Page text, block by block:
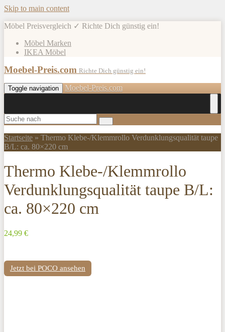
Skip to main content
Möbel Preisvergleich ✓ Richte Dich günstig ein!
Möbel Marken
IKEA Möbel
Moebel-Preis.com Richte Dich günstig ein!
Toggle navigation Moebel-Preis.com
Startseite » Thermo Klebe-/Klemmrollo Verdunklungsqualität taupe
B/L: ca. 80×220 cm
Thermo Klebe-/Klemmrollo
Verdunklungsqualität taupe B/L:
ca. 80×220 cm
24,99 €
Jetzt bei POCO ansehen